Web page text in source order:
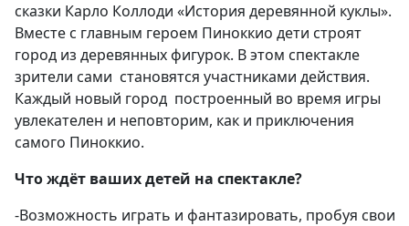
сказки Карло Коллоди «История деревянной куклы».
Вместе с главным героем Пиноккио дети строят
город из деревянных фигурок. В этом спектакле
зрители сами становятся участниками действия.
Каждый новый город построенный во время игры
увлекателен и неповторим, как и приключения
самого Пиноккио.
Что ждёт ваших детей на спектакле?
-Возможность играть и фантазировать, пробуя свои